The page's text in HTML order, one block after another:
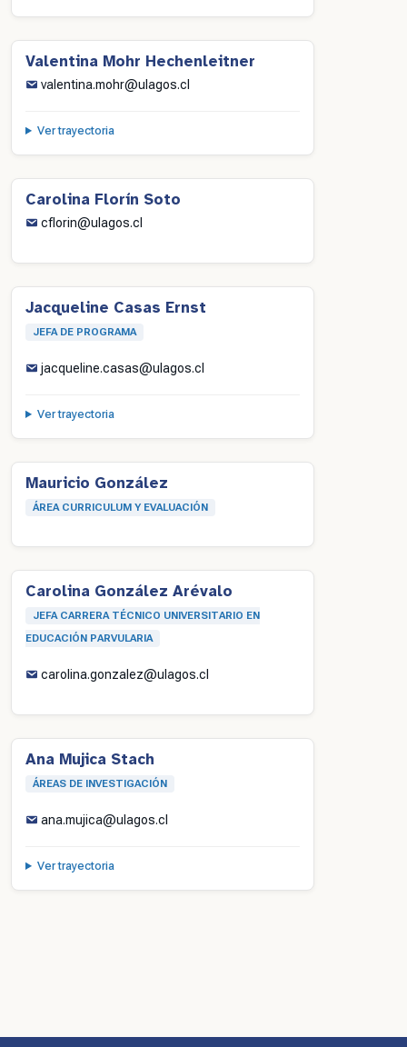
Valentina Mohr Hechenleitner
valentina.mohr@ulagos.cl
Ver trayectoria
Carolina Florín Soto
cflorin@ulagos.cl
Jacqueline Casas Ernst
JEFA DE PROGRAMA
jacqueline.casas@ulagos.cl
Ver trayectoria
Mauricio González
ÁREA CURRICULUM Y EVALUACIÓN
Carolina González Arévalo
JEFA CARRERA TÉCNICO UNIVERSITARIO EN
EDUCACIÓN PARVULARIA
carolina.gonzalez@ulagos.cl
Ana Mujica Stach
ÁREAS DE INVESTIGACIÓN
ana.mujica@ulagos.cl
Ver trayectoria